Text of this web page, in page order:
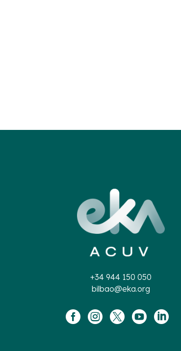
+34 944 150 050
bilbao@eka.org
    